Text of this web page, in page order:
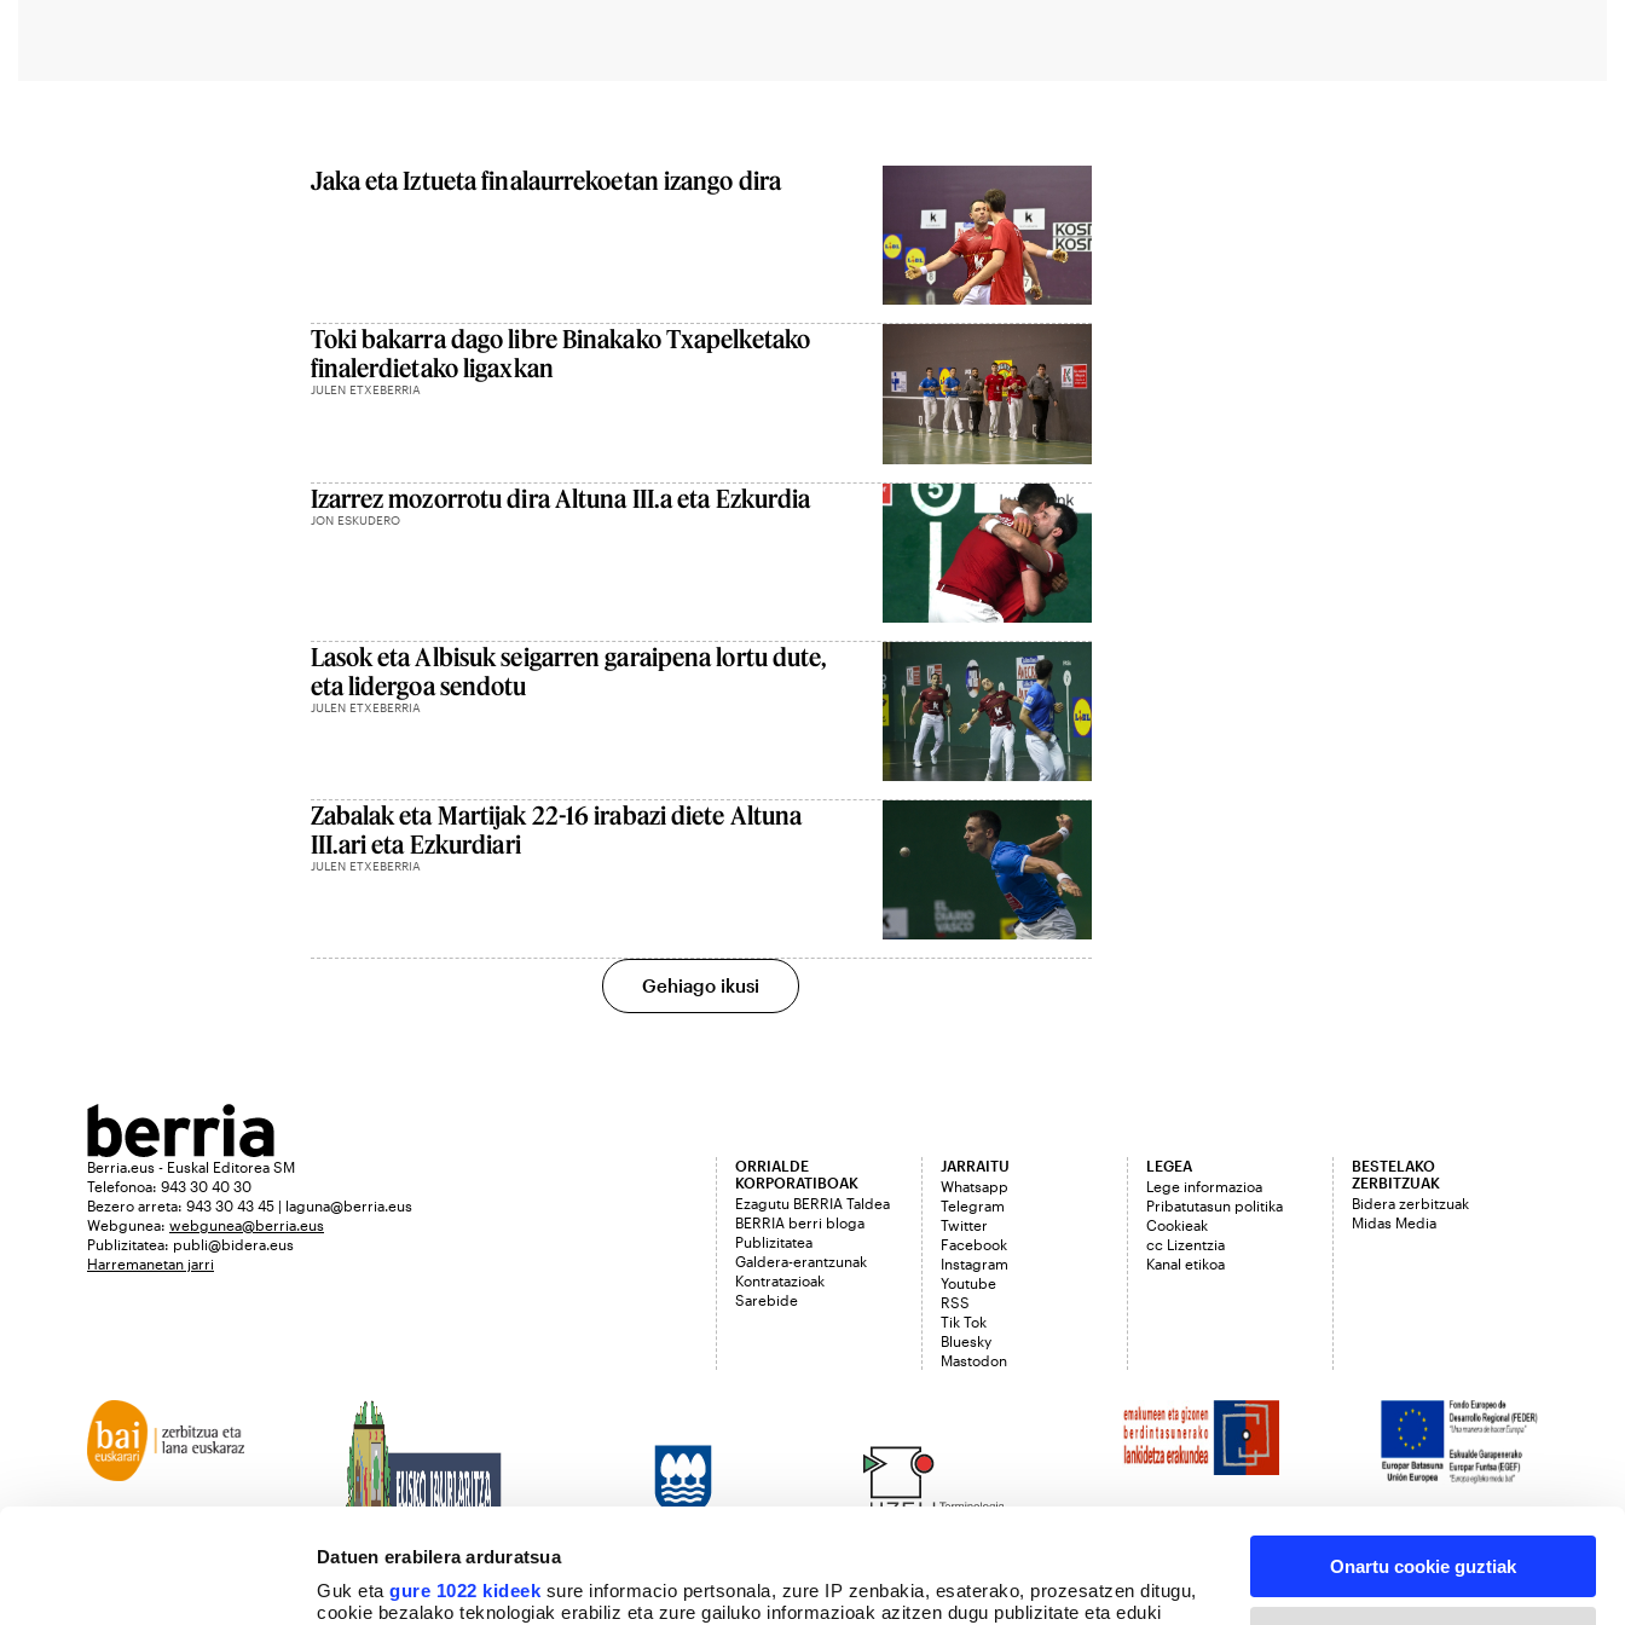
Datuen erabilera arduratsua
Guk etagure 1022 kideek sure informacio pertsonala, zure IP zenbakia, esaterako, prozesatzen ditugu,
cookie bezalako teknologiak erabiliz eta zure gailuko informazioak azitzen dugu publizitate eta eduki
Onartu cookie guztiak
Jaka eta Iztueta finalaurrekoetan izango dira
Toki bakarra dago libre Binakako Txapelketako
finalerdietako ligaxkan
JULEN ETXEBERRIA
Izarrez mozorrotu dira Altuna III.a eta Ezkurdia
JON ESKUDERO
Lasok eta Albisuk seigarren garaipena lortu dute,
eta lidergoa sendotu
JULEN ETXEBERRIA
Zabalak eta Martijak 22-16 irabazi diete Altuna
III.ari eta Ezkurdiari
JULEN ETXEBERRIA
Gehiago ikusi
Berria.eus - Euskal Editorea SM
Telefonoa: 943 30 40 30
Bezero arreta: 943 30 43 45 | laguna@berria.eus
Webgunea: webgunea@berria.eus
Publizitatea: publi@bidera.eus
Harremanetan jarri
ORRIALDE
KORPORATIBOAK
Ezagutu BERRIA Taldea
BERRIA berri bloga
Publizitatea
Galdera-erantzunak
Kontratazioak
Sarebide
JARRAITU
Whatsapp
Telegram
Twitter
Facebook
Instagram
Youtube
RSS
Tik Tok
Bluesky
Mastodon
LEGEA
Lege informazioa
Pribatutasun politika
Cookieak
cc Lizentzia
Kanal etikoa
BESTELAKO
ZERBITZUAK
Bidera zerbitzuak
Midas Media